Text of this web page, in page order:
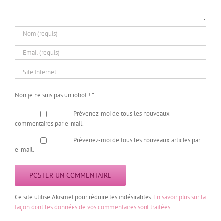
Non je ne suis pas un robot ! *
Prévenez-moi de tous les nouveaux
commentaires par e-mail.
Prévenez-moi de tous les nouveaux articles par
e-mail.
Ce site utilise Akismet pour réduire les indésirables. En savoir plus sur la
façon dont les données de vos commentaires sont traitées.